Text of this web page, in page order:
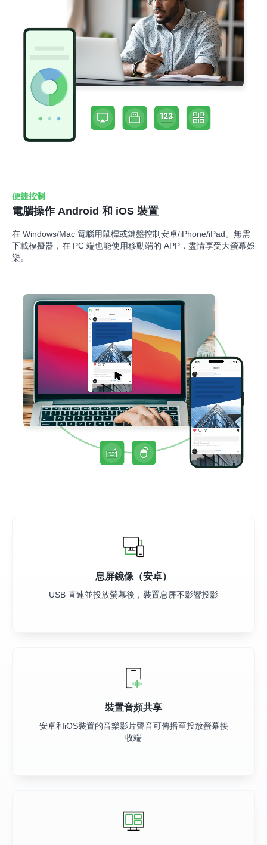
便捷控制
電腦操作 Android 和 iOS 裝置
在 Windows/Mac 電腦用鼠標或鍵盤控制安卓/iPhone/iPad。無需
下載模擬器，在 PC 端也能使用移動端的 APP，盡情享受大螢幕娛
樂。
息屏鏡像（安卓）
USB 直連並投放螢幕後，裝置息屏不影響投影
裝置音頻共享
安卓和iOS裝置的音樂影片聲音可傳播至投放螢幕接
收端